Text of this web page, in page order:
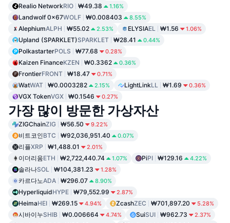
Realio NetworkRIO ₩49.38 1.16%
Landwolf 0x67WOLF ₩0.008403 8.55%
AlephiumALPH ₩55.02 2.53% ELYSIAEL ₩1.56 1.06%
Upland (SPARKLET)SPARKLET ₩28.41 0.44%
PolkastarterPOLS ₩77.68 0.28%
Kaizen FinanceKZEN ₩0.3362 0.36%
FrontierFRONT ₩18.47 0.71%
WatWAT ₩0.0003282 2.15% LightLinkLL ₩1.69 0.36%
VGX TokenVGX ₩0.1546 0.27%
가장 많이 방문한 가상자산
ZIGChainZIG ₩56.50 9.22%
비트코인BTC ₩92,036,951.40 0.07%
리플XRP ₩1,488.01 2.01%
이더리움ETH ₩2,722,440.74 1.07% PiPI ₩129.16 4.22%
솔라나SOL ₩104,381.23 1.28%
카르다노ADA ₩296.07 8.90%
HyperliquidHYPE ₩79,552.99 2.87%
HeimaHEI ₩269.15 4.94% ZcashZEC ₩701,897.20 5.28%
시바이누SHIB ₩0.006664 4.74% SuiSUI ₩962.73 2.37%